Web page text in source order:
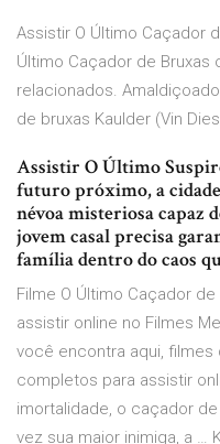
Assistir O Último Caçador
Último Caçador de Bruxas
relacionados.
de bruxas Kaulder (Vin
Assistir O Último
futuro próximo, a
névoa misteriosa capaz
jovem casal precisa
família dentro do caos
Filme O Último Caçador
assistir online no Filmes
você encontra aqui,
completos para assistir
imortalidade, o caçador
vez sua maior inimiga, a …